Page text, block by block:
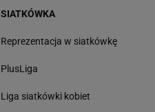
SIATKÓWKA
Reprezentacja w siatkówkę
PlusLiga
Liga siatkówki kobiet